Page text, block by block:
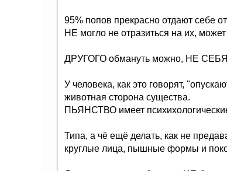
95% попов прекрасно отдают себе
НЕ могло не отразиться на их,
ДРУГОГО обмануть можно, НЕ
У человека, как это говорят,
животная сторона существа.
ПЬЯНСТВО имеет
Типа, а чё ещё делать, как не
круглые лица, пышные формы и